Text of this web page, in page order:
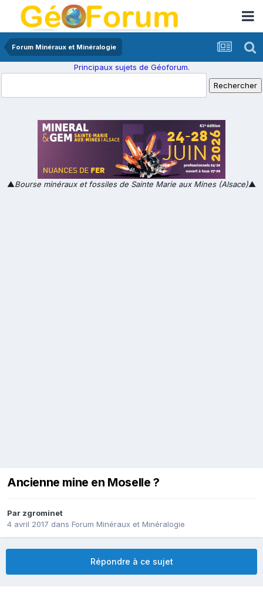
Forum Minéraux et Minéralogie
Principaux sujets de Géoforum.
▲Bourse minéraux et fossiles de Sainte Marie aux Mines (Alsace)▲
Ancienne mine en Moselle ?
Par zgrominet
4 avril 2017 dans Forum Minéraux et Minéralogie
Répondre à ce sujet